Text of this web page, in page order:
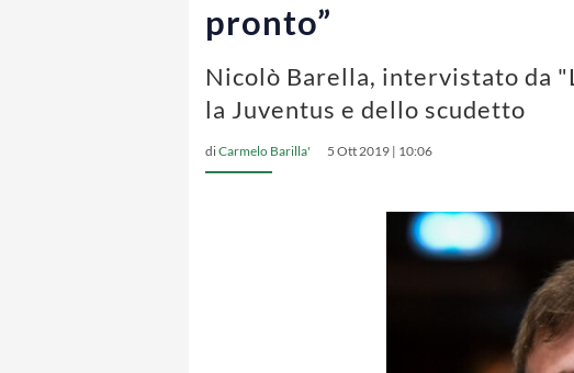
pronto”
Nicolò Barella, intervistato da
la Juventus e dello scudetto
diCarmelo Barilla' 5 Ott 2019 | 10:06